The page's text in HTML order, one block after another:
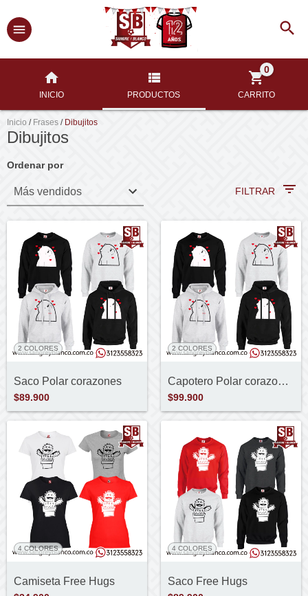
INICIO PRODUCTOS CARRITO
0
Inicio / Frases / Dibujitos
Dibujitos
Ordenar por
FILTRAR
2 COLORES
Saco Polar corazones
$89.900
2 COLORES
Capotero Polar corazones
$99.900
4 COLORES
Camiseta Free Hugs
4 COLORES
Saco Free Hugs